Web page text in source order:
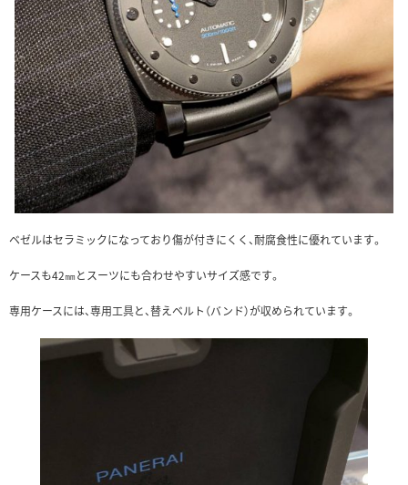
ベゼルはセラミックになっており傷が付きにくく、耐腐食性に優れています。
ケースも42㎜とスーツにも合わせやすいサイズ感です。
専用ケースには、専用工具と、替えベルト（バンド）が収められています。